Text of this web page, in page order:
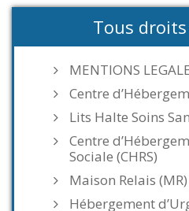
Tous
MENTIONS
Centre
Lits Halte Soins
Centre
Sociale (CHRS)
Maison Relais (MR)
Hébergement